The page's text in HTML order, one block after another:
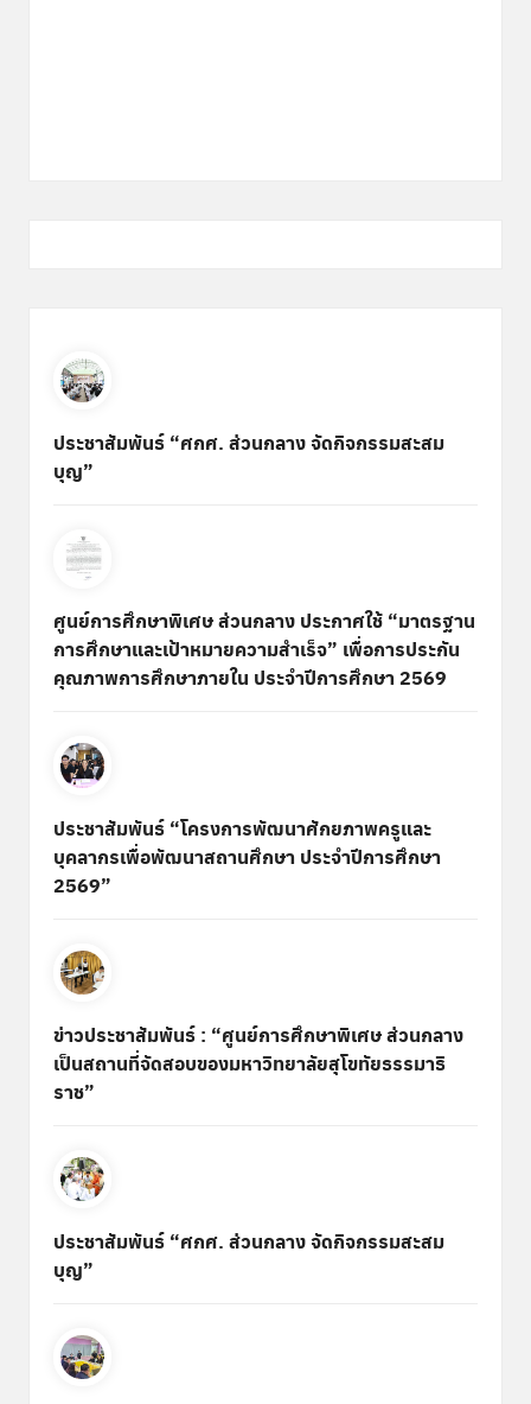
ประชาสัมพันธ์ “ศกศ. ส่วนกลาง จัดกิจกรรมสะสม
บุญ”
ศูนย์การศึกษาพิเศษ ส่วนกลาง ประกาศใช้ “มาตรฐาน
การศึกษาและเป้าหมายความสำเร็จ” เพื่อการประกัน
คุณภาพการศึกษาภายใน ประจำปีการศึกษา 2569
ประชาสัมพันธ์ “โครงการพัฒนาศักยภาพครูและ
บุคลากรเพื่อพัฒนาสถานศึกษา ประจำปีการศึกษา
2569”
ข่าวประชาสัมพันธ์ : “ศูนย์การศึกษาพิเศษ ส่วนกลาง
เป็นสถานที่จัดสอบของมหาวิทยาลัยสุโขทัยธรรมาธิ
ราช”
ประชาสัมพันธ์ “ศกศ. ส่วนกลาง จัดกิจกรรมสะสม
บุญ”